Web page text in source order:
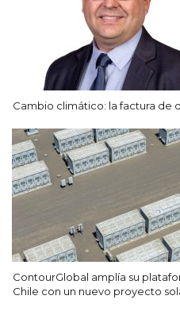
Cambio climático: la factura de
ContourGlobal amplía su
Chile con un nuevo proyecto